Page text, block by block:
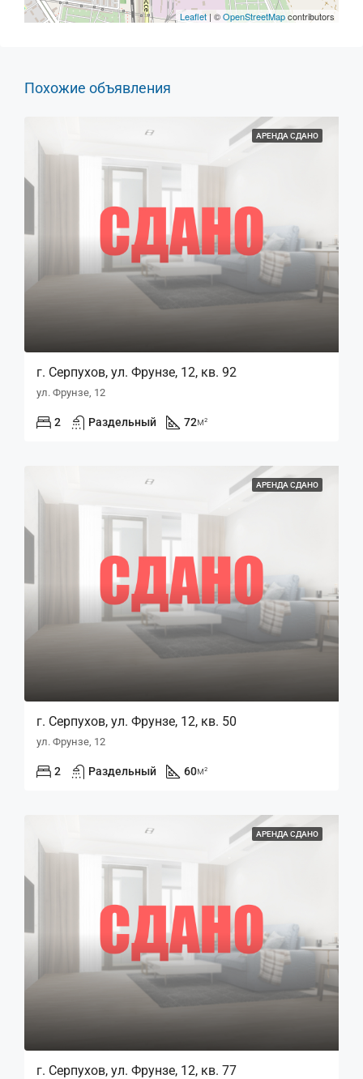
Leaflet | ©OpenStreetMapcontributors
Похожие объявления
АРЕНДА СДАНО
г. Серпухов, ул. Фрунзе, 12, кв. 92
ул. Фрунзе, 12
2 Раздельный 72м²
АРЕНДА СДАНО
г. Серпухов, ул. Фрунзе, 12, кв. 50
ул. Фрунзе, 12
2 Раздельный 60м²
АРЕНДА СДАНО
г. Серпухов, ул. Фрунзе, 12, кв. 77